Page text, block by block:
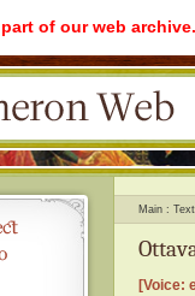
of our web
Main
[Voice: